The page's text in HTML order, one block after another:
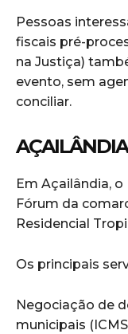
Pessoas
fiscais pré-
na Justiça)
evento, sem
conciliar.
AÇAILÂNDIA
Em Açailândia,
Fórum da
Residencial
Os principais
Negociação de
municipais